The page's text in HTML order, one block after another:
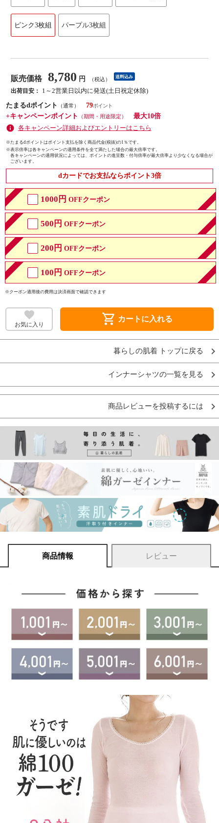
ピンク3枚組 パープル3枚組
販売価格 8,780 円 （税込） 送料込み
出荷目安：
1～2営業日以内に発送(土日祝定休除)
たまるdポイント
（通常）
79
+キャンペーンポイント
（期間・用途限定）
最大10倍
各キャンペーン詳細およびエントリーはこちら
※たまるdポイントはポイント支払を除く商品代金(税抜)の1％です。
※表示倍率は各キャンペーンの適用条件を全て満たした場合の最大倍率です。
各キャンペーンの適用状況によっては、ポイントの進呈数・付与倍率が最大倍率より少なくなる場合が
ございます。
dカードでお支払ならポイント3倍
1000円 OFFクーポン
500円 OFFクーポン
200円 OFFクーポン
100円 OFFクーポン
※クーポン適用後の費用は決済画面で確認できます
お気に入り shopping_cart カートに入れる
暮らしの肌着 トップに戻る
インナーシャツの一覧を見る
商品レビューを投稿するには
商品情報 レビュー